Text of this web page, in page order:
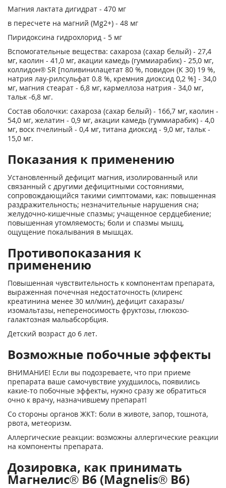
Магния лактата дигидрат - 470 мг
в пересчете на магний (Mg2+) - 48 мг
Пиридоксина гидрохлорид - 5 мг
Вспомогательные вещества: сахароза (сахар белый) - 27,4
мг, каолин - 41,0 мг, акации камедь (гуммиарабик) - 25,0 мг,
коллидон® SR [поливинилацетат 80 %, повидон (К 30) 19 %,
натрия лау-рилсульфат 0.8 %, кремния диоксид 0,2 %] - 34,0
мг, магния стеарат - 6,8 мг, кармеллоза натрия - 34,0 мг,
тальк -6,8 мг.
Состав оболочки: сахароза (сахар белый) - 166,7 мг, каолин -
54,0 мг, желатин - 0,9 мг, акации камедь (гуммиарабик) - 4,0
мг, воск пчелиный - 0,4 мг, титана диоксид - 9,0 мг, тальк -
15,0 мг.
Показания к применению
Установленный дефицит магния, изолиро­ванный или
связанный с другими дефи­цитными состояниями,
сопровождающий­ся такими симптомами, как: повышенная
раздражительность; незначительные нарушения сна;
желудочно-кишечные спазмы; учащенное сердцебиение;
повы­шенная утомляемость; боли и спазмы мышц,
ощущение покалывания в мышцах.
Противопоказания к
применению
Повышенная чувствительность к компонен­там препарата,
выраженная почечная недо­статочность (клиренс
креатинина менее 30 мл/мин), дефицит сахаразы/
изомальтазы, непереносимость фруктозы, глюкозо-
галактозная мальабсорбция.
Детский возраст до 6 лет.
Возможные побочные эффекты
ВНИМАНИЕ! Если вы подозреваете, что при приеме
препарата ваше самочувствие ухудшилось, появились
какие-то побочные эффекты, нужно сразу же обратиться
очно к врачу, назначившему препарат!
Со стороны органов ЖКТ: боли в животе, запор, тошнота,
рвота, метеоризм.
Аллергические реакции: возможны аллергические реакции
на компоненты препарата.
Дозировка, как принимать
Магнелис® В6 (Magnelis® B6)